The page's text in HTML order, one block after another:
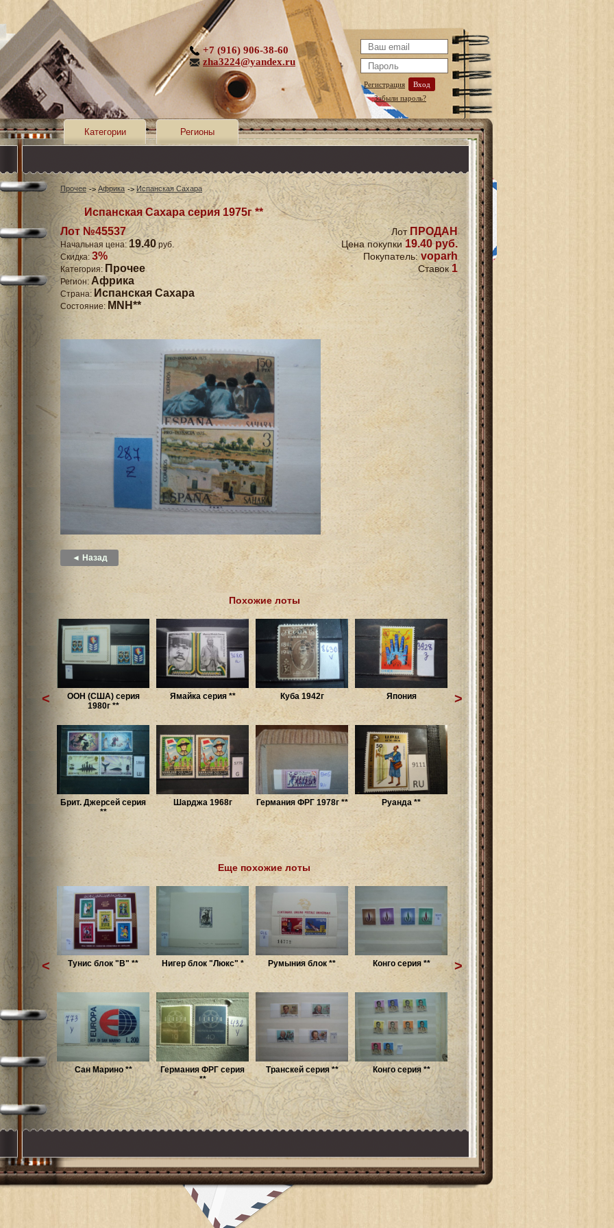
Регистрация
Вход
Забыли пароль?
+7 (916) 906-38-60
zha3224@yandex.ru
Категории Регионы
Прочее Африка Испанская Сахара
Испанская Сахара серия 1975г **
Лот №45537
Начальная цена: 19.40руб.
Скидка: 3%
Категория: Прочее
Регион: Африка
Страна: Испанская Сахара
Состояние: MNH**
Лот ПРОДАН
Цена покупки 19.40 руб.
Покупатель:voparh
Ставок1
◄ Назад
Похожие лоты
ООН (США) серия
1980г **
Ямайка серия ** Куба 1942г Япония
Брит. Джерсей серия
**
Шарджа 1968г Германия ФРГ 1978г ** Руанда **
< >
Еще похожие лоты
Тунис блок "B" ** Нигер блок "Люкс" * Румыния блок ** Конго серия **
Сан Марино **
Германия ФРГ серия
**
Транскей серия ** Конго серия **
< >